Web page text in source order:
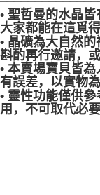
• 聖哲曼的水晶
大家都能在這覓
• 晶礦為大自然
斟酌再行邀請，
• 本賣場寶貝皆
有誤差，以實物為
• 靈性功能僅供
用，不可取代必